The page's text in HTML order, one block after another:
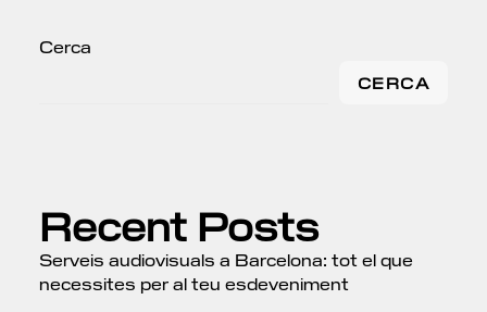
Cerca
CERCA
Recent Posts
Serveis audiovisuals a Barcelona: tot el que
necessites per al teu esdeveniment